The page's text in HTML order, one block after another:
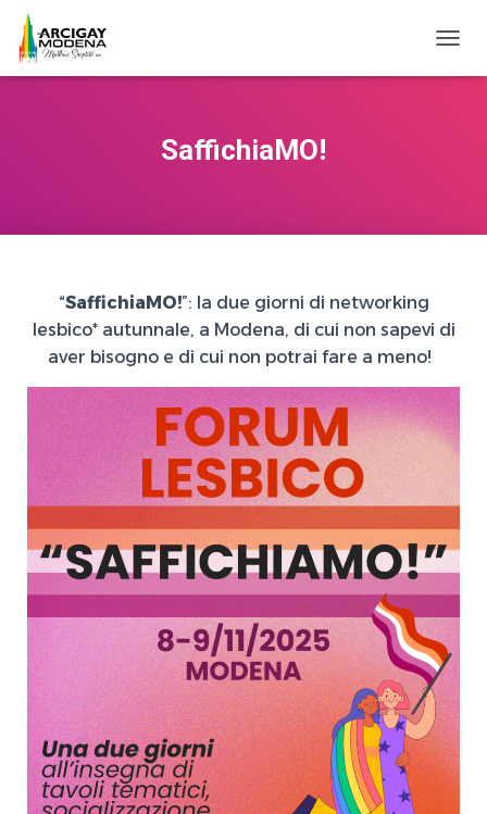
SaffichiaMO!
“SaffichiaMO!”: la due giorni di networking
lesbico* autunnale, a Modena, di cui non sapevi di
aver bisogno e di cui non potrai fare a meno!